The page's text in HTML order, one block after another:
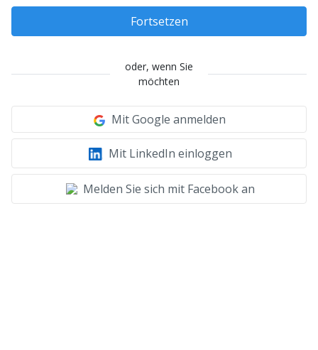
Fortsetzen
oder, wenn Sie
möchten
Mit Google anmelden
Mit LinkedIn einloggen
Melden Sie sich mit Facebook an